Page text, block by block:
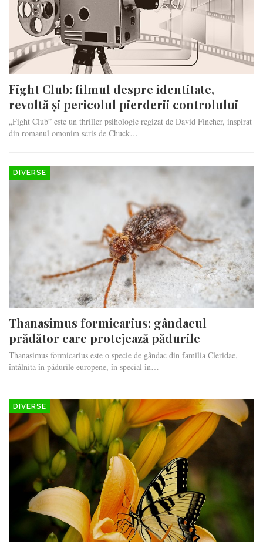
Fight Club: filmul despre identitate,
revoltă și pericolul pierderii controlului
„Fight Club” este un thriller psihologic regizat de David Fincher, inspirat
din romanul omonim scris de Chuck…
DIVERSE
Thanasimus formicarius: gândacul
prădător care protejează pădurile
Thanasimus formicarius este o specie de gândac din familia Cleridae,
întâlnită în pădurile europene, în special în…
DIVERSE